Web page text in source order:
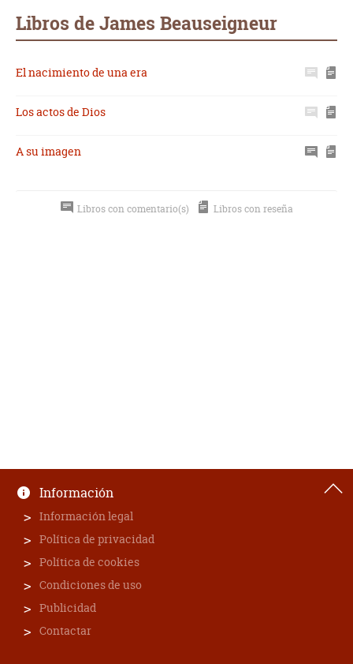
Libros de James Beauseigneur
El nacimiento de una era
Los actos de Dios
A su imagen
Libros con comentario(s) Libros con reseña
Información
Información legal
Política de privacidad
Política de cookies
Condiciones de uso
Publicidad
Contactar